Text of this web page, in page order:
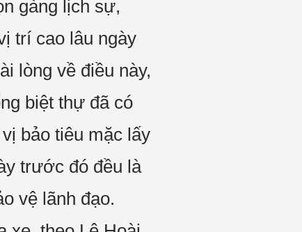
gàng lịch sự,
trí cao lâu ngày
lòng về điều này,
biệt thự đã có
bảo tiêu mặc lấy
trước đó đều là
vệ lãnh đạo.